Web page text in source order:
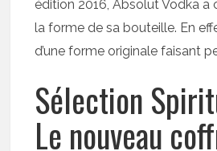
édition 2016, Absolut Vodka a
la forme de sa bouteille. En
d’une forme originale faisant
Sélection
Le nouveau